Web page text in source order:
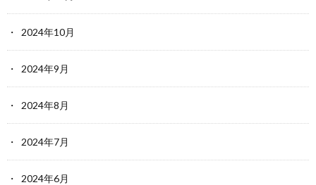
2024年10月
2024年9月
2024年8月
2024年7月
2024年6月